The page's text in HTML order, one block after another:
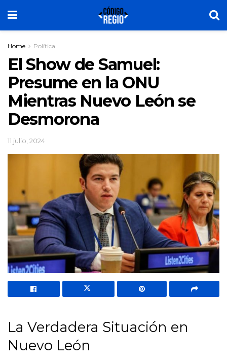
Home Política
El Show de Samuel:
Presume en la ONU
Mientras Nuevo León se
Desmorona
11 julio, 2024
La Verdadera Situación en
Nuevo León